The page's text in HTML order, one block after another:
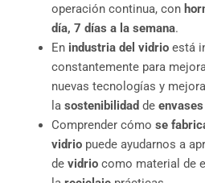
operación continua, con
día, 7 días a la semana.
En industria del vidrioestá
constantemente para
nuevas tecnologías y
la sostenibilidad de
Comprender cómo se
vidriopuede ayudarnos a
de vidriocomo material de